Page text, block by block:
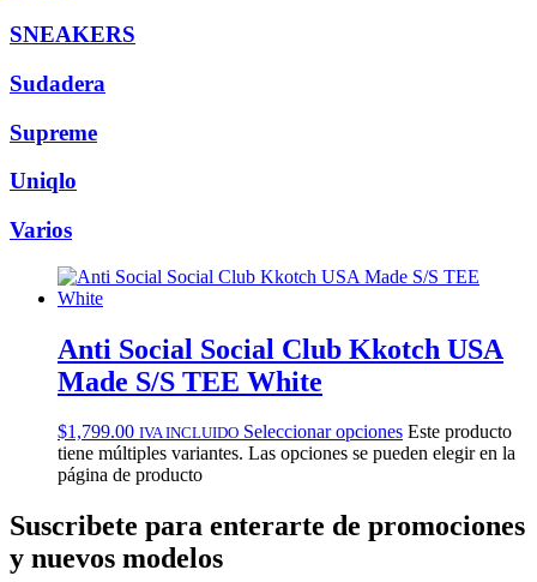
SNEAKERS
Sudadera
Supreme
Uniqlo
Varios
Anti Social Social Club Kkotch USA
Made S/S TEE White
$1,799.00 IVA INCLUIDO Seleccionar opciones Este producto
tiene múltiples variantes. Las opciones se pueden elegir en la
página de producto
Suscribete para enterarte de promociones
y nuevos modelos